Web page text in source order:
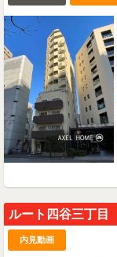
ルート四谷三丁目
内見動画